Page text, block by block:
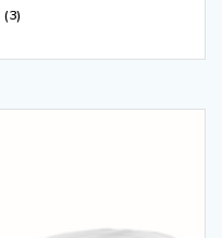
(3)